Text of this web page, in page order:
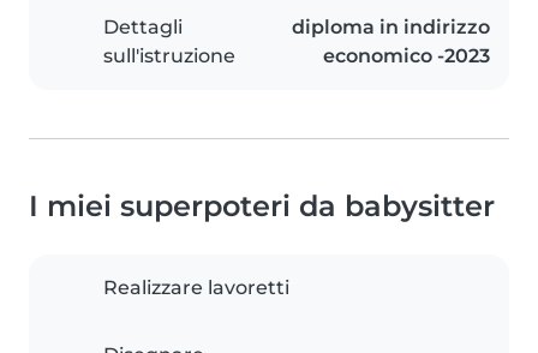
Dettagli
sull'istruzione
diploma in indirizzo
economico -2023
I miei superpoteri da babysitter
Realizzare lavoretti